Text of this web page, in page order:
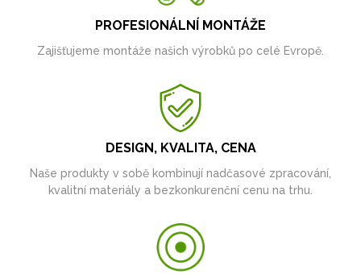
PROFESIONÁLNÍ MONTÁŽE
Zajišťujeme montáže našich výrobků po celé Evropě.
DESIGN, KVALITA, CENA
Naše produkty v sobě kombinují nadčasové zpracování,
kvalitní materiály a bezkonkurenční cenu na trhu.